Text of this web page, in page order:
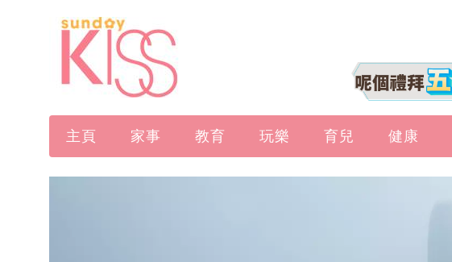
主頁 家事 教育 玩樂 育兒 健康